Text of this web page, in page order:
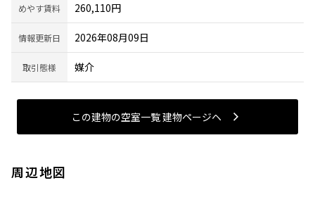
めやす賃料 260,110円
情報更新日 2026年08月09日
取引態様 媒介
この建物の空室一覧 建物ページヘ
周辺地図